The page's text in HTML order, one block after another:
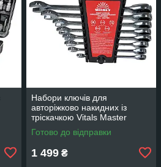
Набори ключів для
авторіжково накидних із
тріскачкою Vitals Master
186656
Готово до відправки
1 499 ₴